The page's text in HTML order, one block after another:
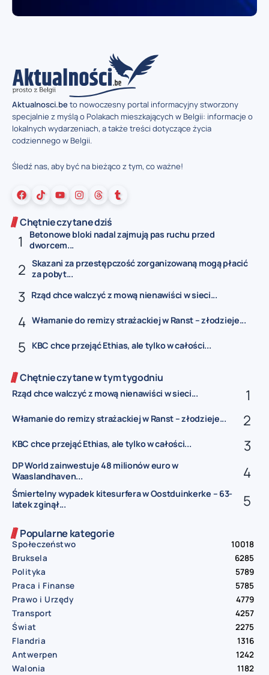
Aktualnosci.beto nowoczesny portal informacyjny stworzony
specjalnie z myślą o Polakach mieszkających w Belgii: informacje o
lokalnych wydarzeniach, a także treści dotyczące życia
codziennego w Belgii.
Śledź nas, aby być na bieżąco z tym, co ważne!
Chętnie czytane dziś
Betonowe bloki nadal zajmują pas ruchu przed
dworcem...
Skazani za przestępczość zorganizowaną mogą płacić
za pobyt...
Rząd chce walczyć z mową nienawiści w sieci...
Włamanie do remizy strażackiej w Ranst – złodzieje...
KBC chce przejąć Ethias, ale tylko w całości...
Chętnie czytane w tym tygodniu
Rząd chce walczyć z mową nienawiści w sieci...
Włamanie do remizy strażackiej w Ranst – złodzieje...
KBC chce przejąć Ethias, ale tylko w całości...
DP World zainwestuje 48 milionów euro w
Waaslandhaven...
Śmiertelny wypadek kitesurfera w Oostduinkerke – 63-
latek zginął...
Popularne kategorie
Społeczeństwo
10018
Bruksela
6285
Polityka
5789
Praca i Finanse
5785
Prawo i Urzędy
4779
Transport
4257
Świat
2275
Flandria
1316
Antwerpen
1242
Walonia
1182